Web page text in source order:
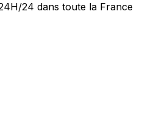
24 dans toute la France